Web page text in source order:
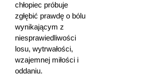
chłopiec próbuje
zgłębić prawdę o bólu
wynikającym z
niesprawiedliwości
losu, wytrwałości,
wzajemnej miłości i
oddaniu.